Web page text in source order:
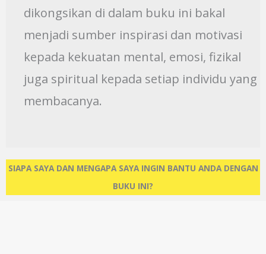
dikongsikan di dalam buku ini bakal
menjadi sumber inspirasi dan motivasi
kepada kekuatan mental, emosi, fizikal
juga spiritual kepada setiap individu yang
membacanya.
SIAPA SAYA DAN MENGAPA SAYA INGIN BANTU ANDA DENGAN
BUKU INI?